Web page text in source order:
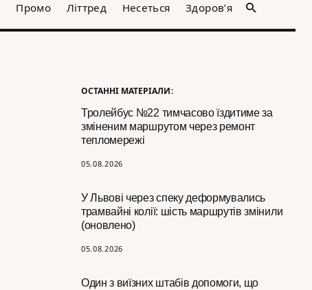
Промо Літтред Несеться Здоров’я
ОСТАННІ МАТЕРІАЛИ:
Тролейбус №22 тимчасово їздитиме за
зміненим маршрутом через ремонт
тепломережі
05.08.2026
У Львові через спеку деформувались
трамвайні колії: шість маршрутів змінили
(оновлено)
05.08.2026
Один з виїзних штабів допомоги, що